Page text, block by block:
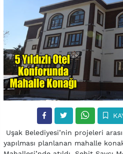
Uşak Belediyesi’nin projeleri
yapılması planlanan mahalle